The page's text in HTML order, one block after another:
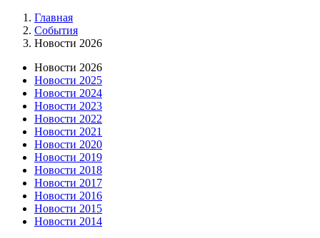
Главная
События
Новости 2026
Новости 2026
Новости 2025
Новости 2024
Новости 2023
Новости 2022
Новости 2021
Новости 2020
Новости 2019
Новости 2018
Новости 2017
Новости 2016
Новости 2015
Новости 2014